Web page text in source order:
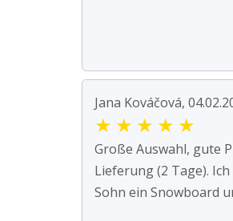
Jana Kováčová,
★ ★ ★ ★ ★
Große Auswahl, gute
Lieferung (2 Tage).
Sohn ein Snowboard